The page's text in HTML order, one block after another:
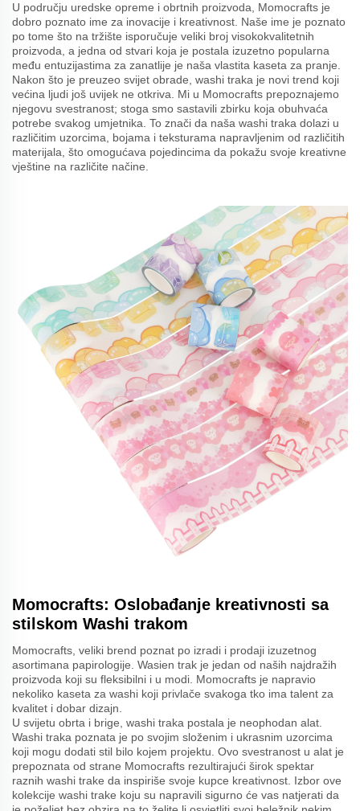
U području uredske opreme i obrtnih proizvoda, Momocrafts je
dobro poznato ime za inovacije i kreativnost. Naše ime je poznato
po tome što na tržište isporučuje veliki broj visokokvalitetnih
proizvoda, a jedna od stvari koja je postala izuzetno popularna
među entuzijastima za zanatlije je naša vlastita kaseta za pranje.
Nakon što je preuzeo svijet obrade, washi traka je novi trend koji
većina ljudi još uvijek ne otkriva. Mi u Momocrafts prepoznajemo
njegovu svestranost; stoga smo sastavili zbirku koja obuhvaća
potrebe svakog umjetnika. To znači da naša washi traka dolazi u
različitim uzorcima, bojama i teksturama napravljenim od različitih
materijala, što omogućava pojedincima da pokažu svoje kreativne
vještine na različite načine.
Momocrafts: Oslobađanje kreativnosti sa
stilskom Washi trakom
Momocrafts, veliki brend poznat po izradi i prodaji izuzetnog
asortimana papirologije. Wasien trak je jedan od naših najdražih
proizvoda koji su fleksibilni i u modi. Momocrafts je napravio
nekoliko kaseta za washi koji privlače svakoga tko ima talent za
kvalitet i dobar dizajn.
U svijetu obrta i brige, washi traka postala je neophodan alat.
Washi traka poznata je po svojim složenim i ukrasnim uzorcima
koji mogu dodati stil bilo kojem projektu. Ovo svestranost u alat je
prepoznata od strane Momocrafts rezultirajući širok spektar
raznih washi trake da inspiriše svoje kupce kreativnost. Izbor ove
kolekcije washi trake koju su napravili sigurno će vas natjerati da